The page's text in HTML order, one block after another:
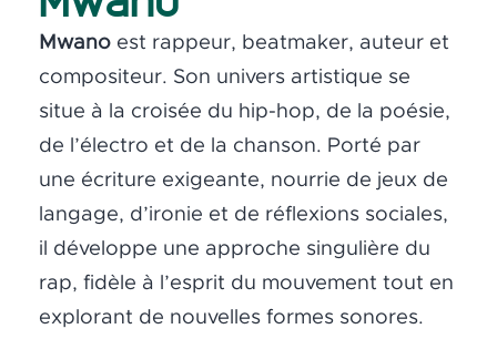
Mwano est rappeur, beatmaker, auteur et
compositeur. Son univers artistique se
situe à la croisée du hip-hop, de la poésie,
de l’électro et de la chanson. Porté par
une écriture exigeante, nourrie de jeux de
langage, d’ironie et de réflexions sociales,
il développe une approche singulière du
rap, fidèle à l’esprit du mouvement tout en
explorant de nouvelles formes sonores.